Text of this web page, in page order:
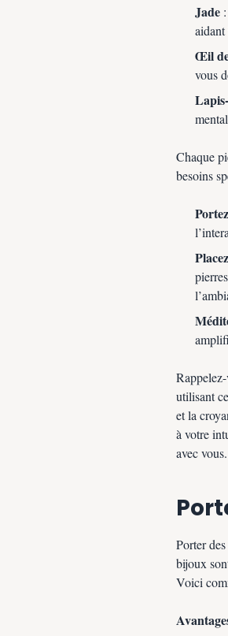
Jade
aidant
Œil
vous
Chaque
besoins
utilisant
et la
à votre
avec vous.
Porter
bijoux
Voici